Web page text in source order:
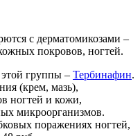
с дерматомикозами –
покровов, ногтей.
этой группы – Тербинафин.
(крем, мазь),
ногтей и кожи,
микроорганизмов.
поражениях ногтей,